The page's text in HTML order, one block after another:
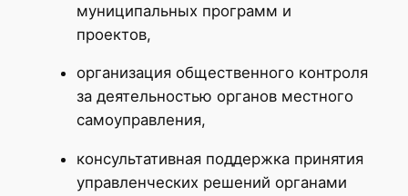
муниципальных программ и
проектов,
организация общественного контроля
за деятельностью органов местного
самоуправления,
консультативная поддержка принятия
управленческих решений органами